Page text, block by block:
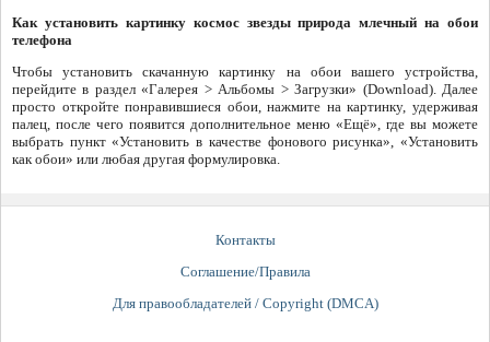
Как установить картинку космос звезды природа млечный на обои
телефона
Чтобы установить скачанную картинку на обои вашего устройства,
перейдите в раздел «Галерея > Альбомы > Загрузки» (Download). Далее
просто откройте понравившиеся обои, нажмите на картинку, удерживая
палец, после чего появится дополнительное меню «Ещё», где вы можете
выбрать пункт «Установить в качестве фонового рисунка», «Установить
как обои» или любая другая формулировка.
Контакты
Соглашение/Правила
Для правообладателей / Copyright (DMCA)